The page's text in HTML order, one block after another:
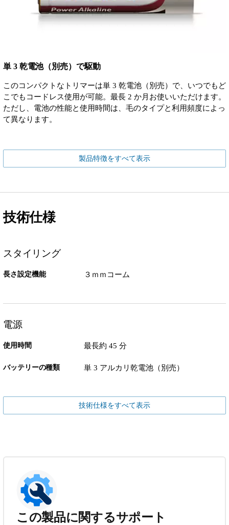
単 3 乾電池（別売）で駆動
このコンパクトなトリマーは単 3 乾電池（別売）で、いつでもど
こでもコードレス使用が可能。最長 2 か月お使いいただけます。
ただし、電池の性能と使用時間は、毛のタイプと利用頻度によっ
て異なります。
製品特徴をすべて表示
技術仕様
スタイリング
長さ設定機能 ３ｍｍコーム
電源
使用時間 最長約 45 分
バッテリーの種類 単 3 アルカリ乾電池（別売）
技術仕様をすべて表示
この製品に関するサポート